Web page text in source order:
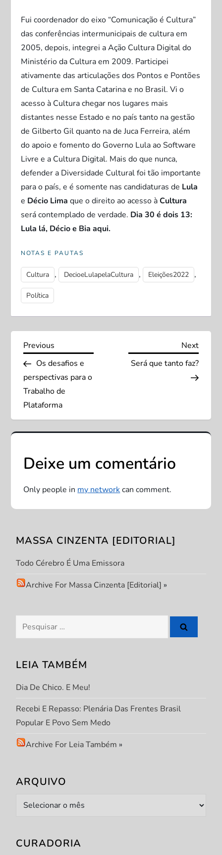
Fui coordenador do eixo “Comunicação é Cultura”
das conferências intermunicipais de cultura em
2005, depois, integrei a Ação Cultura Digital do
Ministério da Cultura em 2009. Participei
ativamente das articulações dos Pontos e Pontões
de Cultura em Santa Catarina e no Brasil. Vi o
acesso à Cultura chegar nos lugares mais
distantes nesse Estado e no país tanto na gestão
de Gilberto Gil quanto na de Juca Ferreira, além
do apoio e fomento do Governo Lula ao Software
Livre e a Cultura Digital. Mais do que nunca,
defender a Diversidade Cultural foi tão importante
para o país, e é somente nas candidaturas de Lula
e Décio Lima que o direito ao acesso àCultura
será contemplado de verdade. Dia 30 é dois 13:
Lula lá, Décio e Bia aqui.
NOTAS E PAUTAS
Cultura , DecioeLulapelaCultura , Eleições2022 ,
Política
N
a
v
e
a
ç
ã
o
d
e
o
Previous
Post
Previous
Os desafios e
perspectivas para o
Trabalho de
Plataforma
Next
Post
Next
Será que tanto faz?
Deixe um comentário
Only people in my networkcan comment.
MASSA CINZENTA [EDITORIAL]
Todo Cérebro É Uma Emissora
Archive For Massa Cinzenta [Editorial] »
Pesquisar
por:
LEIA TAMBÉM
Dia De Chico. E Meu!
Recebi E Repasso: Plenária Das Frentes Brasil
Popular E Povo Sem Medo
Archive For Leia Também »
ARQUIVO
Arquivo
CURADORIA